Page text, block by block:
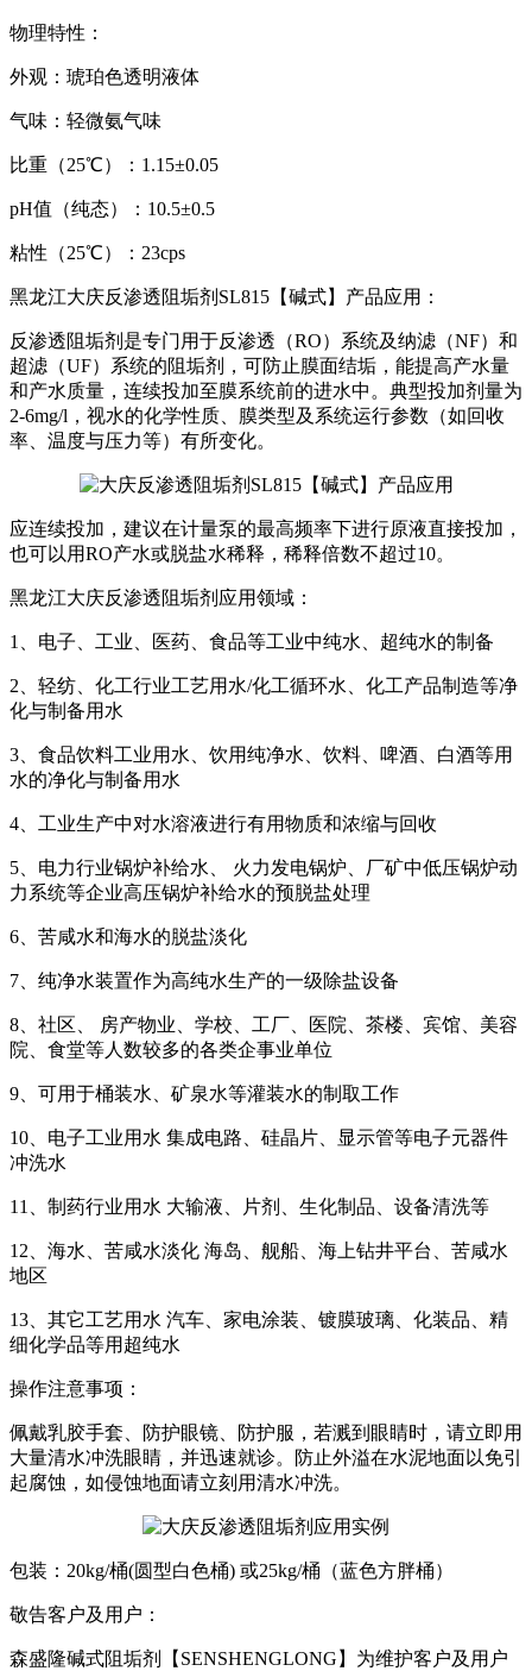
物理特性：
外观：琥珀色透明液体
气味：轻微氨气味
比重（25℃）：1.15±0.05
pH值（纯态）：10.5±0.5
粘性（25℃）：23cps
黑龙江大庆反渗透阻垢剂SL815【碱式】产品应用：
反渗透阻垢剂是专门用于反渗透（RO）系统及纳滤（NF）和
超滤（UF）系统的阻垢剂，可防止膜面结垢，能提高产水量
和产水质量，连续投加至膜系统前的进水中。典型投加剂量为
2-6mg/l，视水的化学性质、膜类型及系统运行参数（如回收
率、温度与压力等）有所变化。
应连续投加，建议在计量泵的最高频率下进行原液直接投加，
也可以用RO产水或脱盐水稀释，稀释倍数不超过10。
黑龙江大庆反渗透阻垢剂应用领域：
1、电子、工业、医药、食品等工业中纯水、超纯水的制备
2、轻纺、化工行业工艺用水/化工循环水、化工产品制造等净
化与制备用水
3、食品饮料工业用水、饮用纯净水、饮料、啤酒、白酒等用
水的净化与制备用水
4、工业生产中对水溶液进行有用物质和浓缩与回收
5、电力行业锅炉补给水、 火力发电锅炉、厂矿中低压锅炉动
力系统等企业高压锅炉补给水的预脱盐处理
6、苦咸水和海水的脱盐淡化
7、纯净水装置作为高纯水生产的一级除盐设备
8、社区、 房产物业、学校、工厂、医院、茶楼、宾馆、美容
院、食堂等人数较多的各类企事业单位
9、可用于桶装水、矿泉水等灌装水的制取工作
10、电子工业用水 集成电路、硅晶片、显示管等电子元器件
冲洗水
11、制药行业用水 大输液、片剂、生化制品、设备清洗等
12、海水、苦咸水淡化 海岛、舰船、海上钻井平台、苦咸水
地区
13、其它工艺用水 汽车、家电涂装、镀膜玻璃、化装品、精
细化学品等用超纯水
操作注意事项：
佩戴乳胶手套、防护眼镜、防护服，若溅到眼睛时，请立即用
大量清水冲洗眼睛，并迅速就诊。防止外溢在水泥地面以免引
起腐蚀，如侵蚀地面请立刻用清水冲洗。
包装：20kg/桶(圆型白色桶) 或25kg/桶（蓝色方胖桶）
敬告客户及用户：
森盛隆碱式阻垢剂【SENSHENGLONG】为维护客户及用户